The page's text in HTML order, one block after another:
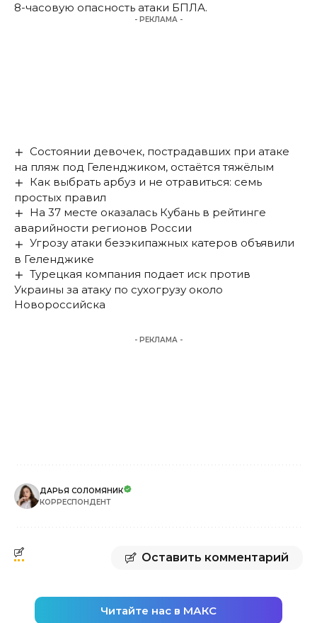
8-часовую опасность атаки БПЛА.
- РЕКЛАМА -
Состоянии девочек, пострадавших при атаке
на пляж под Геленджиком, остаётся тяжёлым
Как выбрать арбуз и не отравиться: семь
простых правил
На 37 месте оказалась Кубань в рейтинге
аварийности регионов России
Угрозу атаки безэкипажных катеров объявили
в Геленджике
Турецкая компания подает иск против
Украины за атаку по сухогрузу около
Новороссийска
- РЕКЛАМА -
ДАРЬЯ СОЛОМЯНИК
КОРРЕСПОНДЕНТ
Оставить комментарий
Читайте нас в МАКС